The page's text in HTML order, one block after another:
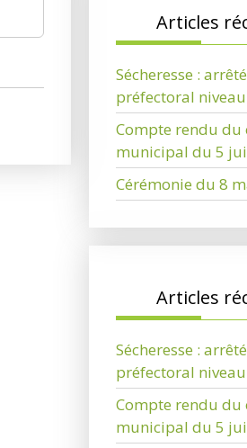
Articles
Sécheresse : arrêté
préfectoral
Compte rendu du
municipal du 5
Cérémonie du 8
Articles
Sécheresse : arrêté
préfectoral
Compte rendu du
municipal du 5